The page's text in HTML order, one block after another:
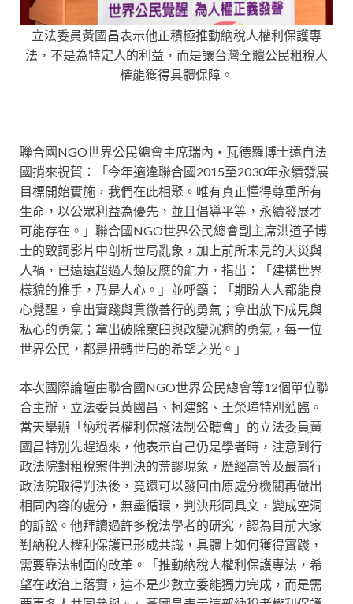
立法委員黃國昌表示他正積極推動納稅人權利保護專
法，不是為特定人的利益，而是讓台灣全體公民租稅人
權能獲得具體保障。
聯合國NGO世界公民總會主席瑞內‧瓦德羅博士遠自法
國捎來祝賀：「今年適逢聯合國2015至2030年永續發展
目標開始實施，我們在此相聚。唯有真正懂得尊重所有
生命，以公眾利益為優先，並且倡導平等，永續發展才
可能存在。」聯合國NGO世界公民總會副主席洪道子博
士的致詞影片中剖析世局亂象，加上前所未見的天災與
人禍，已遠遠超過人類反應的能力，指出：「建構世界
樣貌的推手，乃是人心。」並呼籲：「期盼人人都能良
心覺醒，拿出實踐與貫徹善行的勇氣；拿出放下成見與
私心的勇氣；拿出破除窠臼與改變沉痾的勇氣，每一位
世界公民，都是扭轉世局的希望之光。」
本次國際論壇由聯合國NGO世界公民總會等12個單位聯
合主辦，立法委員黃國昌、柯建銘、王榮璋特別蒞臨。
當天舉辦「納稅者權利保護法制公聽會」的立法委員黃
國昌特別先趕過來，他表示自己仍是學者時，注意到行
政法院對租稅案件判決的荒謬現象，歷經高等及最高行
政法院取得判決後，竟還可以發回由原處分機關再做出
相同內容的處分，無盡循環，判決形同具文，變成空洞
的訴訟。他拜讀過許多稅法學者的研究，認為目前大家
對納稅人權利保護已形成共識，具體上如何獲得實踐，
需要靠法制面的改革。「推動納稅人權利保護專法，希
望在政治上落實，這不是少數立委能獨力完成，而是需